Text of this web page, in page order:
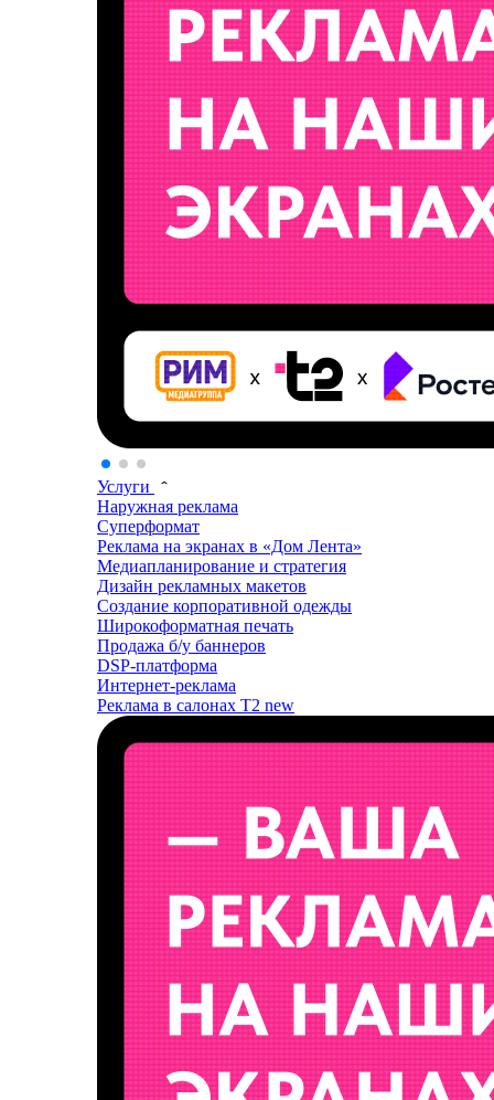
Услуги
Наружная реклама
Суперформат
Реклама на экранах в «Дом Лента»
Медиапланирование и стратегия
Дизайн рекламных макетов
Создание корпоративной одежды
Широкоформатная печать
Продажа б/у баннеров
DSP-платформа
Интернет-реклама
Реклама в салонах T2 new